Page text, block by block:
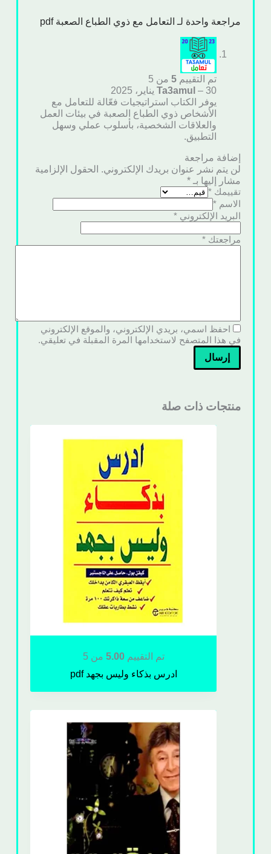
مراجعة واحدة لـ التعامل مع ذوي الطباع الصعبة pdf
تم التقييم 5من 5
Ta3amul– 30 يناير، 2025
يوفر الكتاب استراتيجيات فعّالة للتعامل مع
الأشخاص ذوي الطباع الصعبة في بيئات العمل
والعلاقات الشخصية، بأسلوب عملي وسهل
التطبيق.
إضافة مراجعة
لن يتم نشر عنوان بريدك الإلكتروني. الحقول الإلزامية
مشار إليها بـ *
تقييمك *
الاسم *
البريد الإلكتروني *
مراجعتك *
احفظ اسمي، بريدي الإلكتروني، والموقع الإلكتروني
في هذا المتصفح لاستخدامها المرة المقبلة في تعليقي.
إرسال
منتجات ذات صلة
تم التقييم5.00 من 5
ادرس بذكاء وليس بجهد pdf